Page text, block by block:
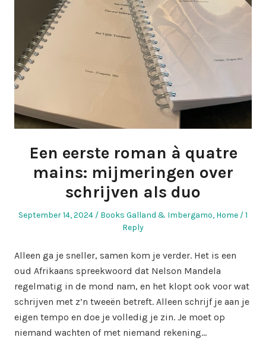
Een eerste roman à quatre
mains: mijmeringen over
schrijven als duo
Posted
September 14, 2024
Posted
Books Galland & Imbergamo, Home
1
Reply
Alleen ga je sneller, samen kom je verder. Het is een
oud Afrikaans spreekwoord dat Nelson Mandela
regelmatig in de mond nam, en het klopt ook voor wat
schrijven met z’n tweeën betreft. Alleen schrijf je aan je
eigen tempo en doe je volledig je zin. Je moet op
niemand wachten of met niemand rekening…